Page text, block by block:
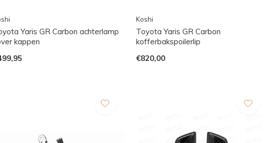
Yaris GR Carbon achterlamp
kappen
Koshi
Toyota Yaris GR Carbon
kofferbakspoilerlip
€820,00